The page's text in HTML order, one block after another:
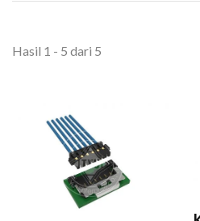
Hasil 1 - 5 dari 5